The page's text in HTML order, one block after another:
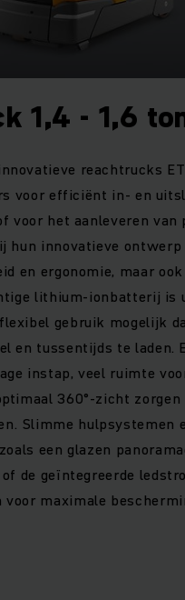
1,4 - 1,6
reachtrucks
voor efficiënt in- en
voor het aanleveren
hun innovatieve
en ergonomie, maar
lithium-ionbatterij is
gebruik mogelijk
en tussentijds te laden.
instap, veel ruimte
360°-zicht zorgen
Slimme hulpsystemen
een glazen
de geïntegreerde
maximale